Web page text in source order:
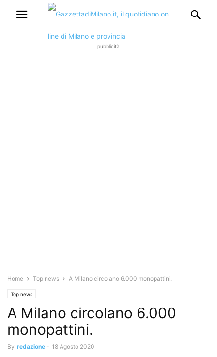
pubblicità
Home Top news A Milano circolano 6.000 monopattini.
Top news
A Milano circolano 6.000
monopattini.
By redazione - 18 Agosto 2020